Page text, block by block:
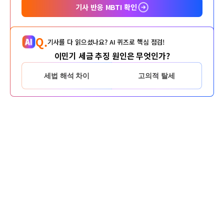
기사 반응 MBTI 확인
Q.기사를 다 읽으셨나요? AI 퀴즈로 핵심 점검!
이민기 세금 추징 원인은 무엇인가?
세법 해석 차이 고의적 탈세